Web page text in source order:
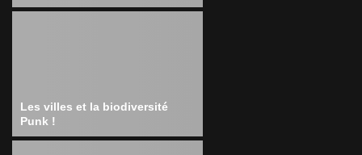
Les villes et la biodiversité
Punk !